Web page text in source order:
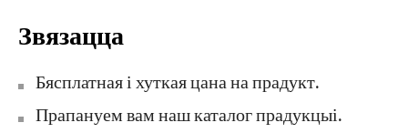
Звязацца
Бясплатная і хуткая цана на прадукт.
Прапануем вам наш каталог прадукцыі.